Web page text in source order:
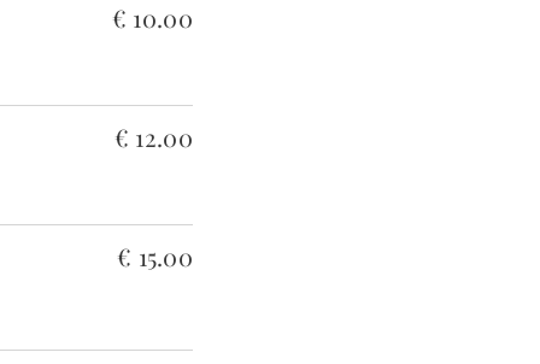
€ 10.00
€ 12.00
€ 15.00